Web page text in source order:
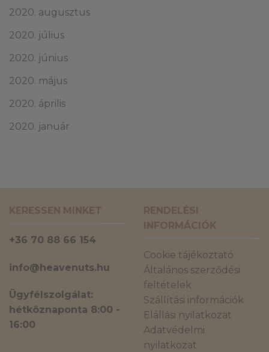
2020. augusztus
2020. július
2020. június
2020. május
2020. április
2020. január
KERESSEN MINKET
+36 70 88 66 154
info@heavenuts.hu
Ügyfélszolgálat:
hétköznaponta 8:00 -
16:00
RENDELÉSI
INFORMÁCIÓK
Cookie tájékoztató
Általános szerződési
feltételek
Szállítási információk
Elállási nyilatkozat
Adatvédelmi
nyilatkozat